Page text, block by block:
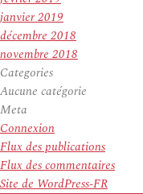
janvier 2019
décembre 2018
novembre 2018
Categories
Aucune catégorie
Meta
Connexion
Flux des publications
Flux des commentaires
Site de WordPress-FR